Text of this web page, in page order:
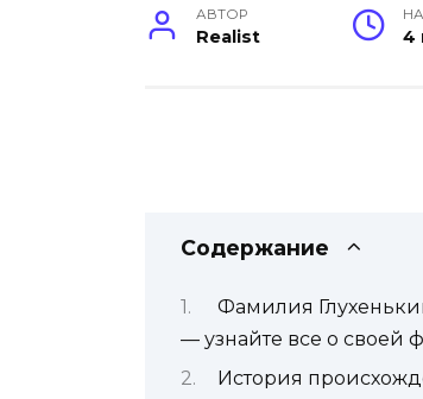
АВТОР
Realist 4
Содержание
Фамилия
— узнайте все о своей
История